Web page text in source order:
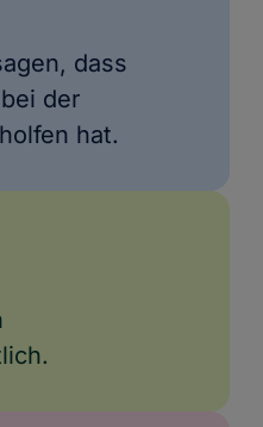
dass
der
hat.